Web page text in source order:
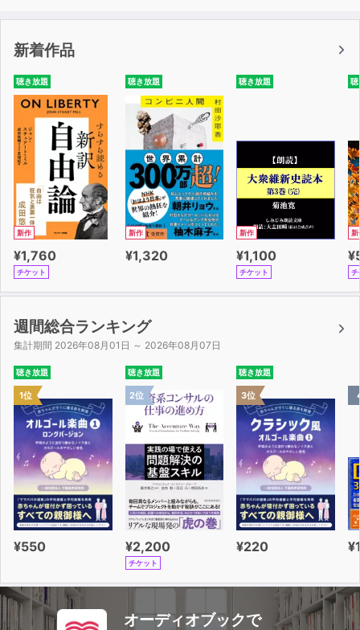
新着作品
聴き放題
新作
¥1,760
チケット
聴き放題
新作
¥1,320
聴き放題
新作
¥1,100
チケット
聴
新
チ
週間総合ランキング
集計期間 2026年08月01日 ～ 2026年08月07日
聴き放題
1位
¥550
聴き放題
2位
¥2,200
チケット
聴き放題
3位
¥220
オーディオブックで